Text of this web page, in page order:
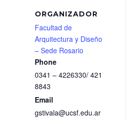
ORGANIZADOR
Facultad de
Arquitectura y Diseño
– Sede Rosario
Phone
0341 – 4226330/ 421
8843
Email
gstivala@ucsf.edu.ar